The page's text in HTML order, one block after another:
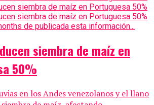
de publicada esta información...
siembra de maíz en
50%
en los Andes venezolanos y el llano